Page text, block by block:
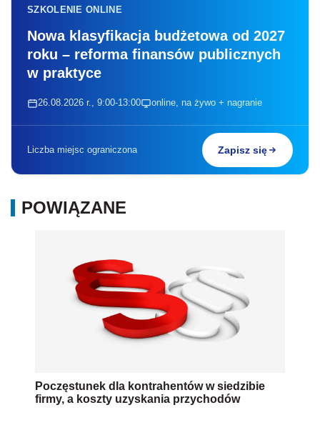
SZKOLENIE ONLINE
Nowa klasyfikacja budżetowa od 2027
roku – reforma finansów publicznych
w praktyce
26.08.2026 r., 9:00-13:00 online, na żywo + nagranie
Liczba miejsc ograniczona Zapisz się
POWIĄZANE
Poczęstunek dla kontrahentów w siedzibie
firmy, a koszty uzyskania przychodów